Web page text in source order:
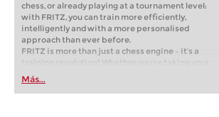
chess, or already playing at a tournament level:
with FRITZ, you can train more efficiently,
intelligently and with a more personalised
approach than ever before.
FRITZ is more than just a chess engine – it’s a
training revolution! Whether you’re taking your
first steps into the world of club chess, or already
playing at a tournament level: with FRITZ, you can
train more efficiently, intelligently and with a
Más...